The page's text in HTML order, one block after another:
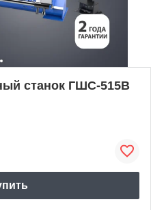
станок ГШС-515В